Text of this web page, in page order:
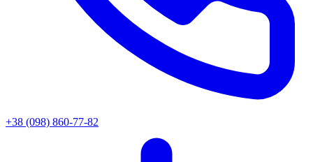
+38 (098) 860-77-82